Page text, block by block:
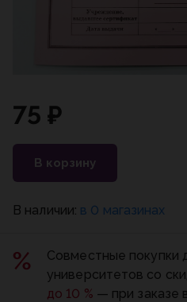
75 ₽
В корзину
В наличии: в 0 магазинах
Совместные покупки
университетов со
до 10 % — при заказе